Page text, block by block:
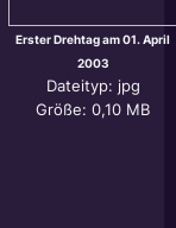
Erster Drehtag am 01. April
2003
Dateityp: jpg
Größe: 0,10 MB